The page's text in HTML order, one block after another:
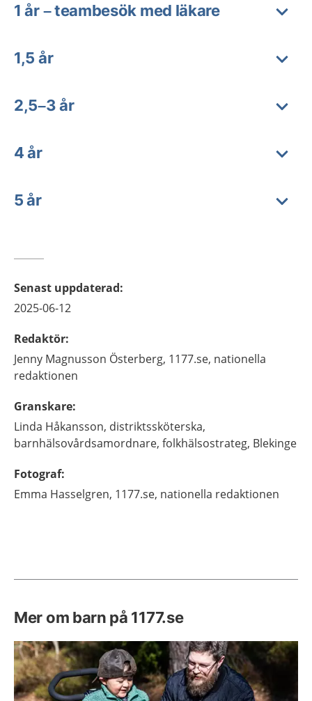
1 år – teambesök med läkare
1,5 år
2,5–3 år
4 år
5 år
Senast uppdaterad:
2025-06-12
Redaktör:
Jenny Magnusson Österberg, 1177.se, nationella
redaktionen
Granskare:
Linda Håkansson, distriktssköterska,
barnhälsovårdsamordnare, folkhälsostrateg, Blekinge
Fotograf:
Emma Hasselgren, 1177.se, nationella redaktionen
Mer om barn på 1177.se